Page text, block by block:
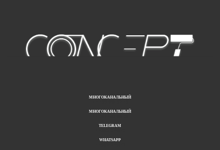
МНОГОКАНАЛЬНЫЙ
МНОГОКАНАЛЬНЫЙ
TELEGRAM
WHATSAPP